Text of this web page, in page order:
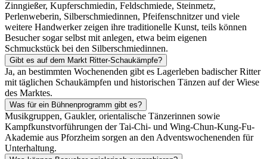
Zinngießer, Kupferschmiedin, Feldschmiede, Steinmetz,
Perlenweberin, Silberschmiedinnen, Pfeifenschnitzer und viele
weitere Handwerker zeigen ihre traditionelle Kunst, teils können
Besucher sogar selbst mit anlegen, etwa beim eigenen
Schmuckstück bei den Silberschmiedinnen.
Gibt es auf dem Markt Ritter-Schaukämpfe?
Ja, an bestimmten Wochenenden gibt es Lagerleben badischer Ritter
mit täglichen Schaukämpfen und historischen Tänzen auf der Wiese
des Marktes.
Was für ein Bühnenprogramm gibt es?
Musikgruppen, Gaukler, orientalische Tänzerinnen sowie
Kampfkunstvorführungen der Tai-Chi- und Wing-Chun-Kung-Fu-
Akademie aus Pforzheim sorgen an den Adventswochenenden für
Unterhaltung.